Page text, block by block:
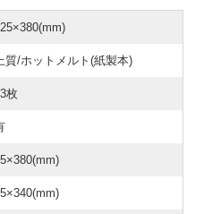
質/ホットメルト(紙製本)
枚